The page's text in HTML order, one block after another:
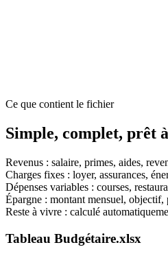
Ce que contient le fichier
Simple, complet, prêt
Revenus : salaire, primes, aides,
Charges fixes : loyer, assurances,
Dépenses variables : courses,
Épargne : montant mensuel, objectif,
Reste à vivre : calculé
Tableau Budgétaire.xlsx